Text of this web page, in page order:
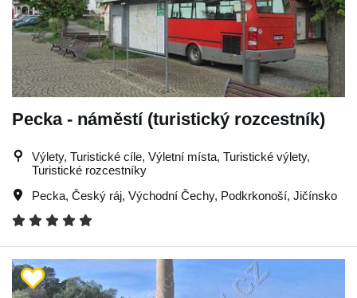
Pecka - náměstí (turistický rozcestník)
Výlety, Turistické cíle, Výletní místa, Turistické výlety,
Turistické rozcestníky
Pecka, Český ráj, Východní Čechy, Podkrkonoší, Jičínsko